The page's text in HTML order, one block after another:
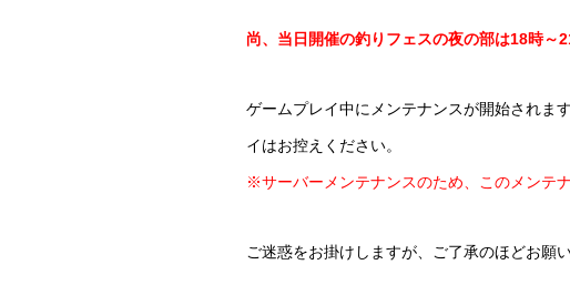
尚、当日開催の釣りフェスの夜の部は18時～
ゲームプレイ中にメンテナンスが開始されま
イはお控えください。
※サーバーメンテナンスのため、このメンテ
ご迷惑をお掛けしますが、ご了承のほどお願